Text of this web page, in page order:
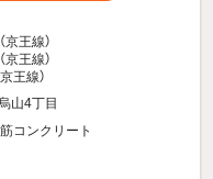
京王線）
京王線）
王線）
山4丁目
コンクリート